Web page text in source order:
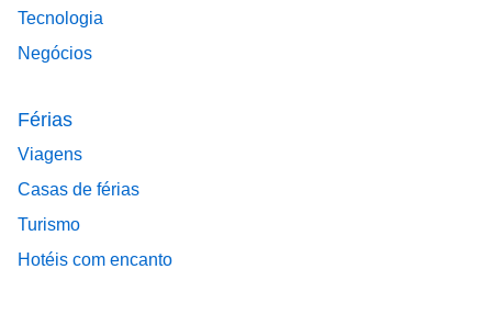
Tecnologia
Negócios
Férias
Viagens
Casas de férias
Turismo
Hotéis com encanto